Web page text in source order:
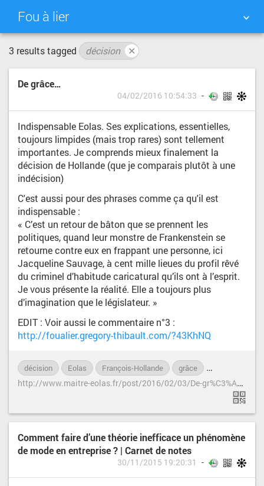
Fou à lier
NUAGE DE TAGS
QUOTIDIEN
3 results tagged décision ✕
De grâce…
04/02/2016 10:54:33
Indispensable Eolas. Ses explications, essentielles,
toujours limpides (mais trop rares) sont tellement
importantes. Je comprends mieux finalement la
décision de Hollande (que je comparais plutôt à une
indécision)
C'est aussi pour des phrases comme ça qu'il est
indispensable :
« C’est un retour de bâton que se prennent les
politiques, quand leur monstre de Frankenstein se
retourne contre eux en frappant une personne, ici
Jacqueline Sauvage, à cent mille lieues du profil rêvé
du criminel d’habitude caricatural qu’ils ont à l’esprit.
Je vous présente la réalité. Elle a toujours plus
d’imagination que le législateur. »
EDIT : Voir aussi le commentaire n°3 :
http://foualier.gregory-thibault.com/?43KhNQ
décision Eolas François-Hollande grâce
h
ttp://www.maitre-eolas.fr/post/2016/02/03/De-gr%C3%A2ce
Comment faire d’une théorie inefficace un phénomène
de mode en entreprise ? | Carnet de notes
30/11/2015 19:20:31